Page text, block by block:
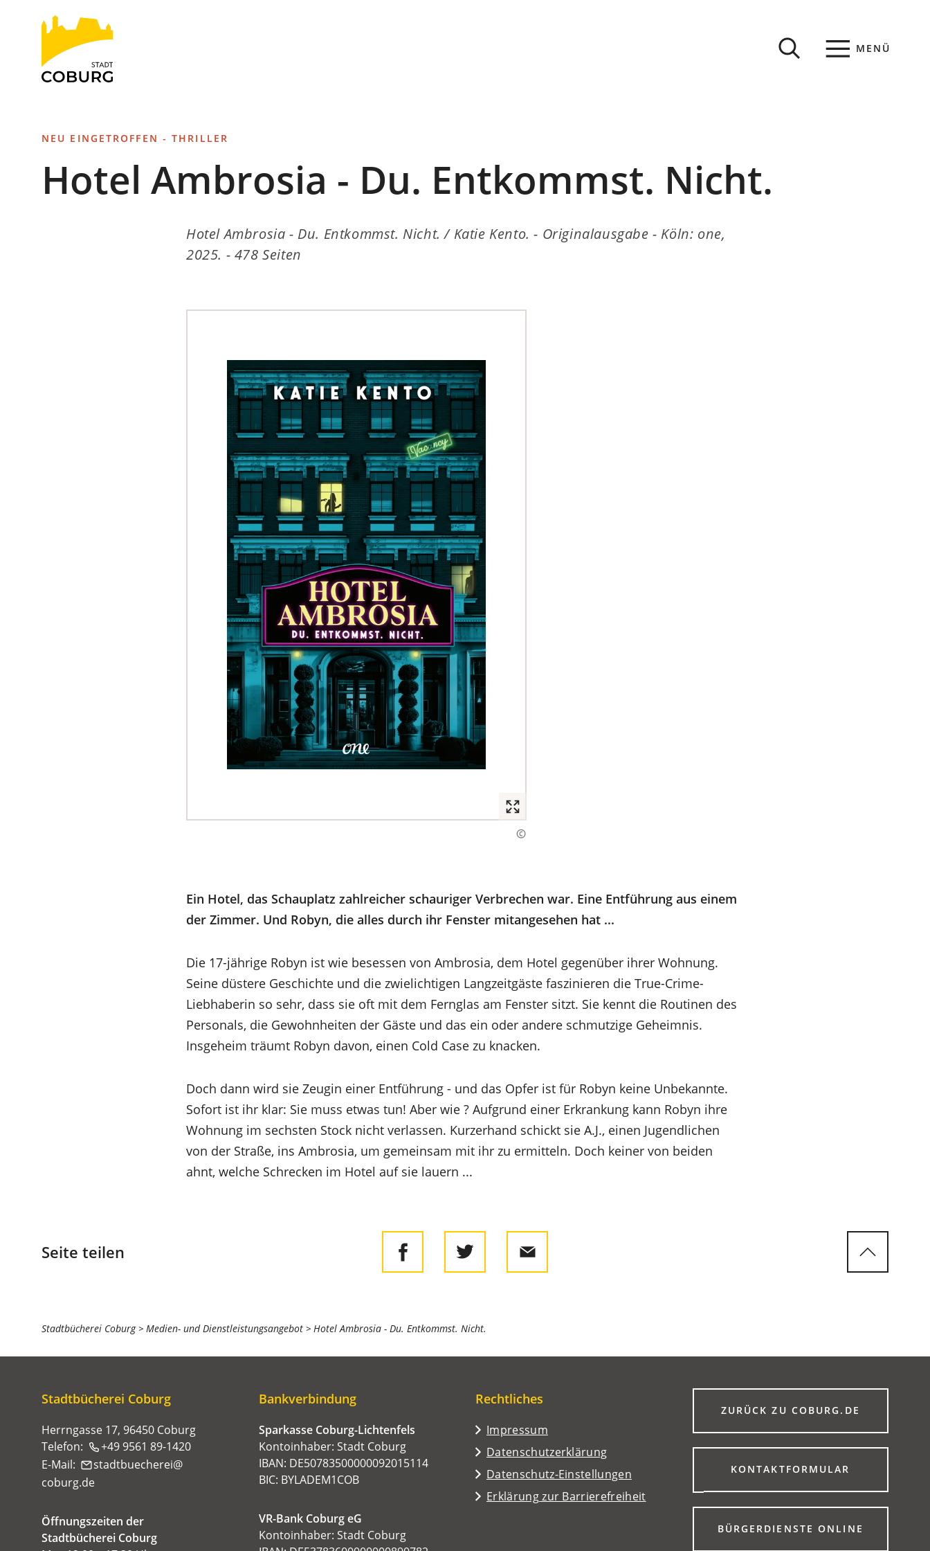
INHALT ANSPRINGEN
Stadt
Coburg
MENÜ
NEU EINGETROFFEN - THRILLER
Hotel Ambrosia - Du. Entkommst. Nicht.
Hotel Ambrosia - Du. Entkommst. Nicht. / Katie Kento. - Originalausgabe - Köln: one,
2025. - 478 Seiten
Ein Hotel, das Schauplatz zahlreicher schauriger Verbrechen war. Eine Entführung aus einem
der Zimmer. Und Robyn, die alles durch ihr Fenster mitangesehen hat ...
Die 17-jährige Robyn ist wie besessen von Ambrosia, dem Hotel gegenüber ihrer Wohnung.
Seine düstere Geschichte und die zwielichtigen Langzeitgäste faszinieren die True-Crime-
Liebhaberin so sehr, dass sie oft mit dem Fernglas am Fenster sitzt. Sie kennt die Routinen des
Personals, die Gewohnheiten der Gäste und das ein oder andere schmutzige Geheimnis.
Insgeheim träumt Robyn davon, einen Cold Case zu knacken.
Doch dann wird sie Zeugin einer Entführung - und das Opfer ist für Robyn keine Unbekannte.
Sofort ist ihr klar: Sie muss etwas tun! Aber wie ? Aufgrund einer Erkrankung kann Robyn ihre
Wohnung im sechsten Stock nicht verlassen. Kurzerhand schickt sie A.J., einen Jugendlichen
von der Straße, ins Ambrosia, um gemeinsam mit ihr zu ermitteln. Doch keiner von beiden
ahnt, welche Schrecken im Hotel auf sie lauern ...
Seite teilen
Sie
befinden
hier:
Stadtbücherei Coburg Medien- und Dienstleistungsangebot Hotel Ambrosia - Du. Entkommst. Nicht.
Stadtbücherei Coburg
Herrngasse 17, 96450 Coburg
Telefon:
+49 9561 89-1420
E-Mail:
stadtbuecherei
coburg de
Öffnungszeiten der
Stadtbücherei Coburg
Bankverbindung
Sparkasse Coburg-Lichtenfels
Kontoinhaber: Stadt Coburg
IBAN: DE50783500000092015114
BIC: BYLADEM1COB
VR-Bank Coburg eG
Kontoinhaber: Stadt Coburg
Rechtliches
Impressum
Datenschutzerklärung
Datenschutz-Einstellungen
Erklärung zur Barrierefreiheit
ZURÜCK ZU COBURG.DE
(ÖFFNET
NEUEN
KONTAKTFORMULAR
(ÖFFNET
EINEM
NEUEN
TAB)BÜRGERDIENSTE ONLINE
(ÖFFNET